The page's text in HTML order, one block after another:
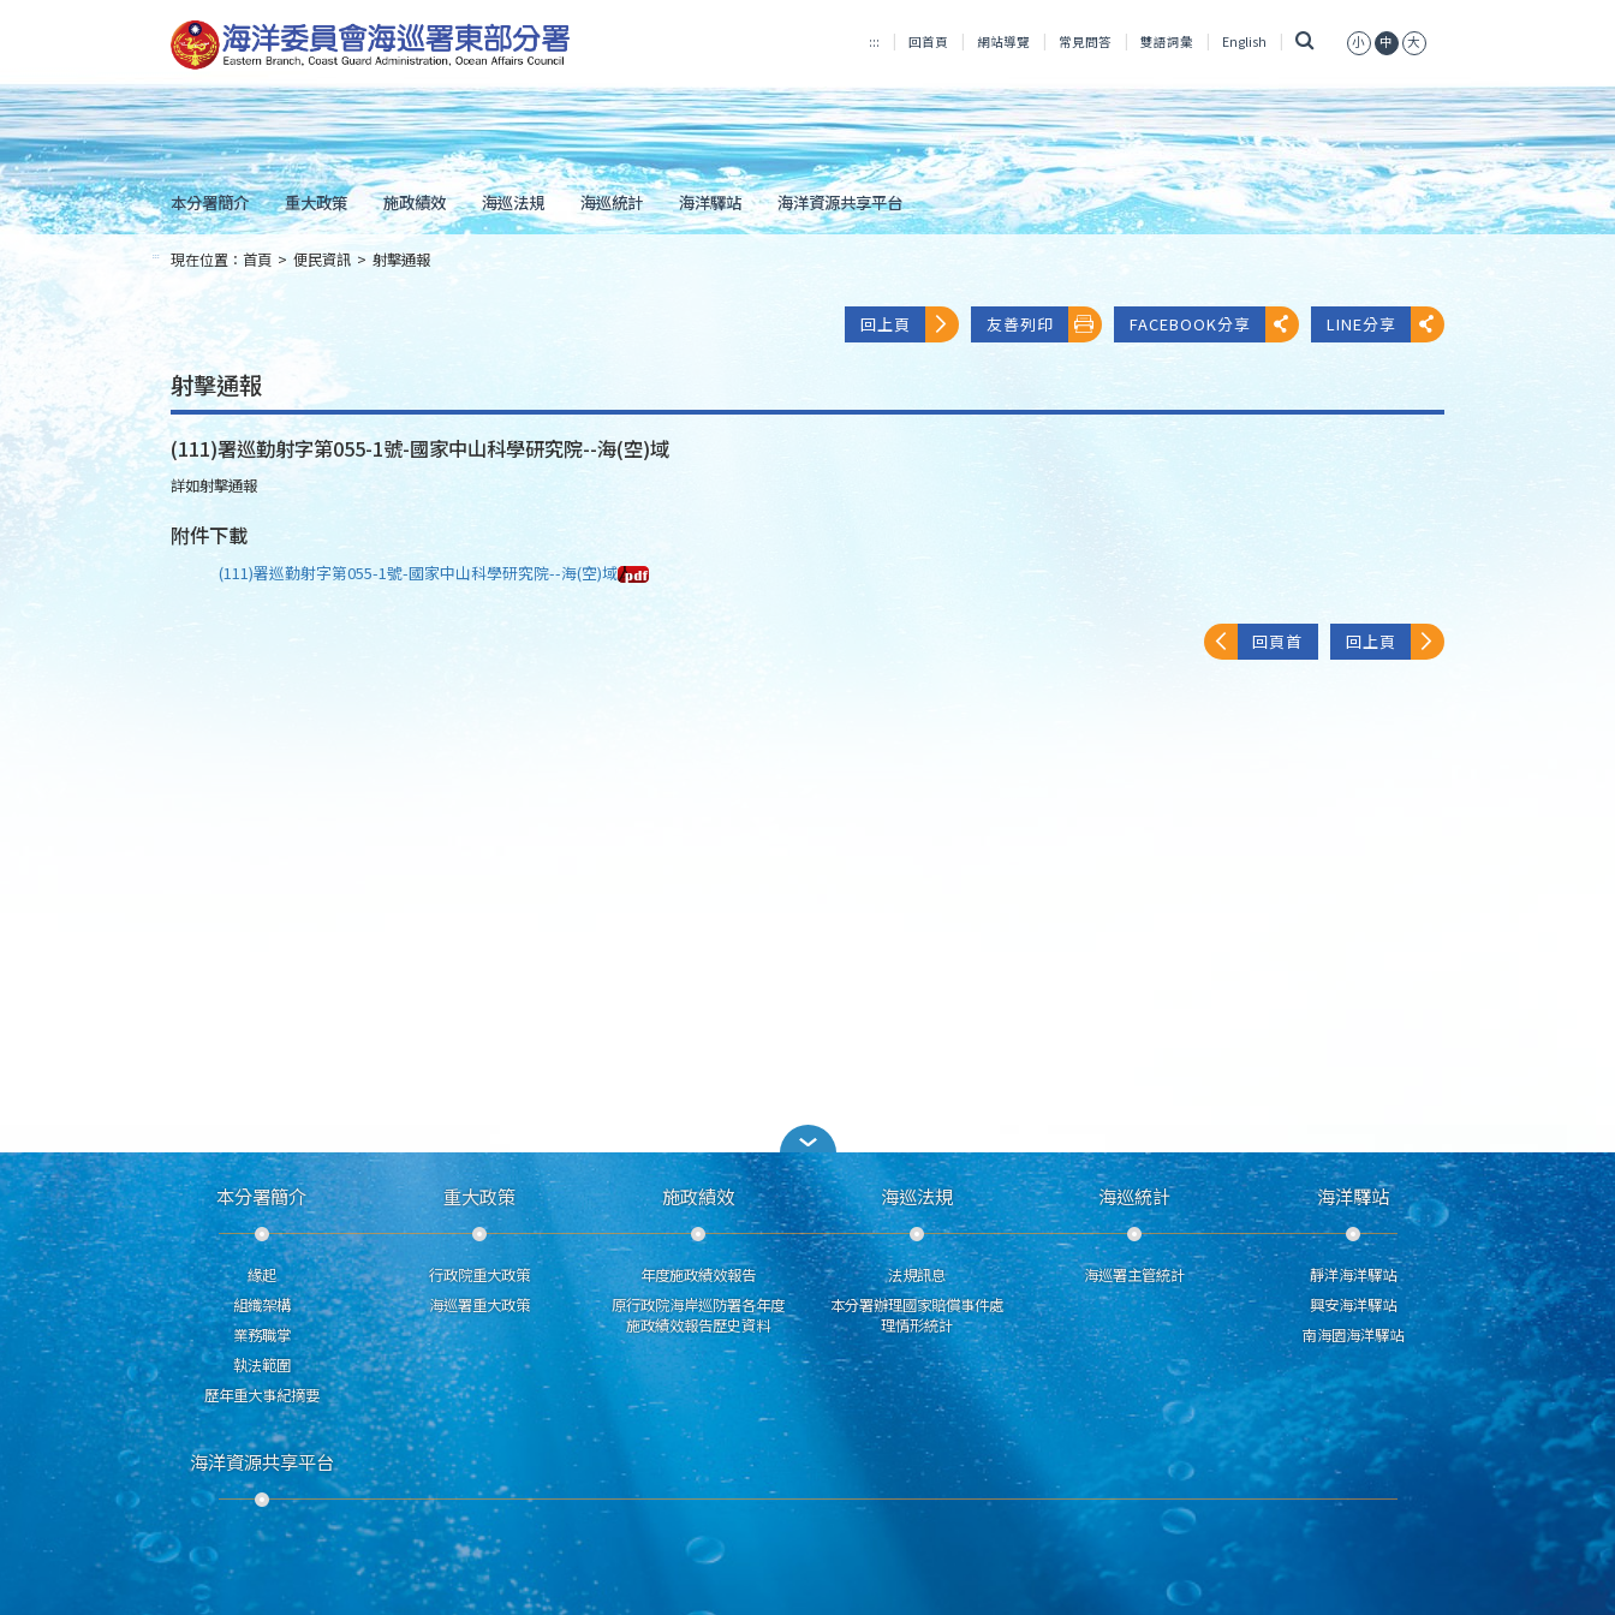
到
主
要
內
容
Skip
to
main
content
::: 回首頁 網站導覽 常見問答 雙語詞彙 English 小 中 大
本分署簡介 重大政策 施政績效 海巡法規 海巡統計 海洋驛站 海洋資源共享平台
::: 現在位置： 首頁 > 便民資訊 > 射擊通報
回上頁 友善列印 FACEBOOK分享 LINE分享
射擊通報
(111)署巡勤射字第055-1號-國家中山科學研究院--海(空)域
詳如射擊通報
附件下載
(111)署巡勤射字第055-1號-國家中山科學研究院--海(空)域
回頁首 回上頁
本分署簡介
緣起
組織架構
業務職掌
執法範圍
歷年重大事紀摘要
重大政策
行政院重大政策
海巡署重大政策
施政績效
年度施政績效報告
原行政院海岸巡防署各年度
施政績效報告歷史資料
海巡法規
法規訊息
本分署辦理國家賠償事件處
理情形統計
海巡統計
海巡署主管統計
海洋驛站
靜洋海洋驛站
興安海洋驛站
南海園海洋驛站
海洋資源共享平台